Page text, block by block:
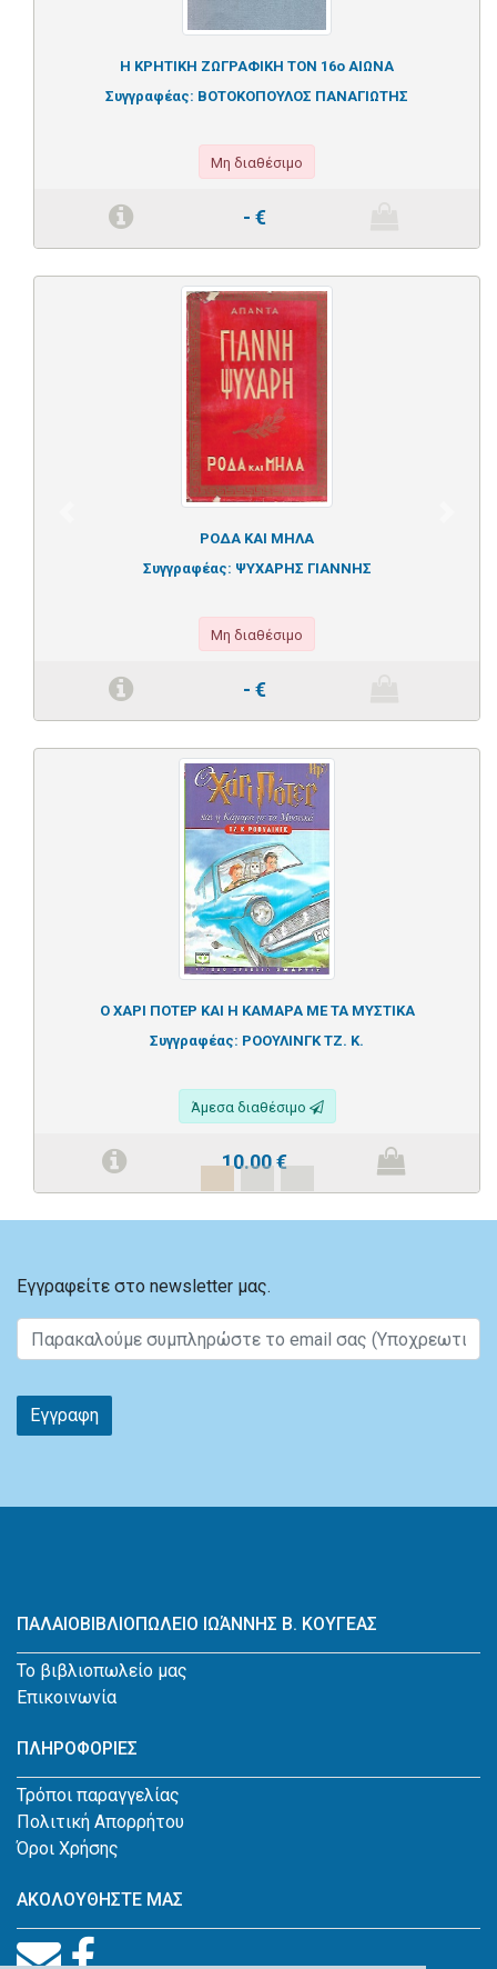
Η ΚΡΗΤΙΚΗ ΖΩΓΡΑΦΙΚΗ ΤΟΝ 16ο ΑΙΩΝΑ
Συγγραφέας: ΒΟΤΟΚΟΠΟΥΛΟΣ ΠΑΝΑΓΙΩΤΗΣ
Μη διαθέσιμο
- €
ΡΟΔΑ ΚΑΙ ΜΗΛΑ
Συγγραφέας: ΨΥΧΑΡΗΣ ΓΙΑΝΝΗΣ
Μη διαθέσιμο
- €
Ο ΧΑΡΙ ΠΟΤΕΡ ΚΑΙ Η ΚΑΜΑΡΑ ΜΕ ΤΑ ΜΥΣΤΙΚΑ
Συγγραφέας: ΡΟΟΥΛΙΝΓΚ ΤΖ. Κ.
Άμεσα διαθέσιμο
10.00€
Εγγραφείτε στο newsletter μας.
Εγγραφη
ΠΑΛΑΙΟΒΙΒΛΙΟΠΩΛΕΙΟ ΙΩΆΝΝΗΣ Β. ΚΟΥΓΕΑΣ
Το βιβλιοπωλείο μας
Επικοινωνία
ΠΛΗΡΟΦΟΡΙΕΣ
Τρόποι παραγγελίας
Πολιτική Απορρήτου
Όροι Χρήσης
ΑΚΟΛΟΥΘΗΣΤΕ ΜΑΣ